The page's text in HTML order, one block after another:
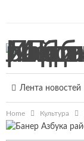
Лента новостей
Home Культура